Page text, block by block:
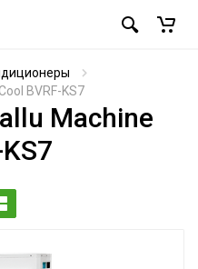
BVRF-KS7
Machine